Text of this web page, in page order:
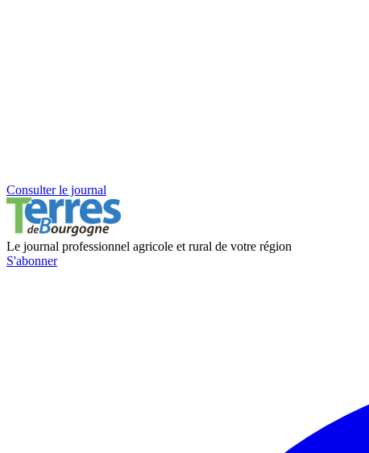
Consulter le journal
Le journal professionnel agricole et rural de votre région
S'abonner